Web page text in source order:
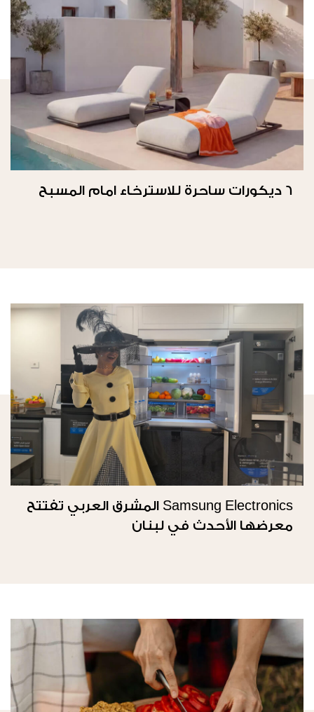
6 ديكورات ساحرة للاسترخاء امام المسبح
Samsung Electronics المشرق العربي تفتتح
معرضها الأحدث في لبنان